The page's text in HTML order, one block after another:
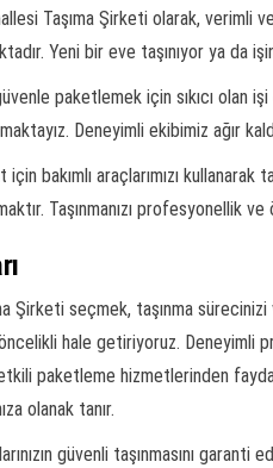
Taşıma Şirketi olarak,
Yeni bir eve taşınıyor ya da
paketlemek için sıkıcı olan
Deneyimli ekibimiz ağır
için bakımlı araçlarımızı
Taşınmanızı
Şirketi seçmek, taşınma
hale getiriyoruz. Deneyimli
paketleme hizmetlerinden
olanak tanır.
güvenli taşınmasını